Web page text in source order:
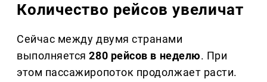
Количество рейсов увеличат
Сейчас между двумя странами
выполняется280 рейсов в неделю. При
этом пассажиропоток продолжает расти.